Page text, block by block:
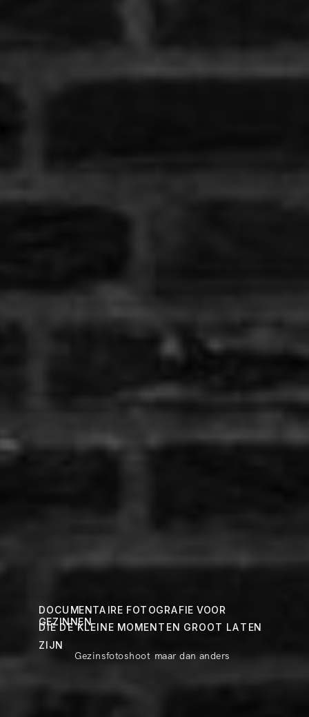
maar dan anders
Gezinsfotoshoot
DIE DE KLEINE MOMENTEN GROOT LATEN
ZIJN
DOCUMENTAIRE FOTOGRAFIE VOOR
GEZINNEN